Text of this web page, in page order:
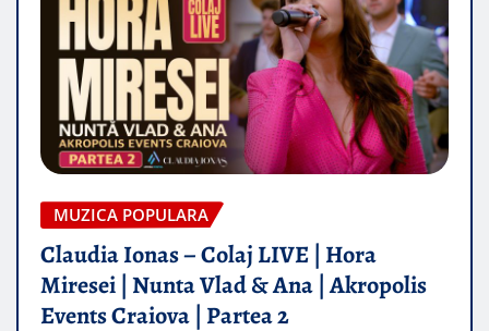
MUZICA POPULARA
Claudia Ionas – Colaj LIVE | Hora
Miresei | Nunta Vlad & Ana | Akropolis
Events Craiova | Partea 2